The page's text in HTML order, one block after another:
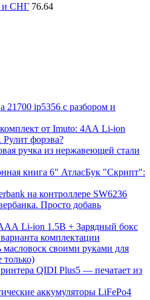
и СНГ 76.64
21700 ip5356 c разбором и
от Imuto: 4АА Li-ion
форэва?
ручка из нержавеющей стали
книга 6" АтласБук "Скрипт":
на контроллере SW6236
Просто добавь
Li-ion 1.5В + Зарядный бокс
комплектации
масловоск своими руками для
только)
QIDI Plus5 — печатает из
аккумуляторы LiFePo4